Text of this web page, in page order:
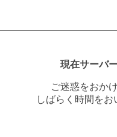
現在サーバ
ご迷惑をおか
しばらく時間を